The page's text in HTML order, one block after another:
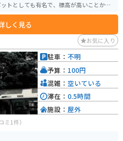
トとしても有名で、標高が高いことから
ットです。「天空の城」ともいわれたり
も入れます。駐車場は無料です。
しく見る
お気に入り
ミ1件）
駐車： 不明
予算： 100円
混雑： 空いている
滞在： 0.5時間
施設： 屋外